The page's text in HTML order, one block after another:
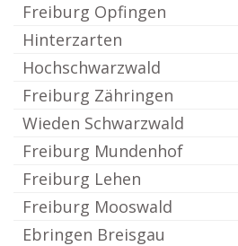
Freiburg Opfingen
Hinterzarten
Hochschwarzwald
Freiburg Zähringen
Wieden Schwarzwald
Freiburg Mundenhof
Freiburg Lehen
Freiburg Mooswald
Ebringen Breisgau